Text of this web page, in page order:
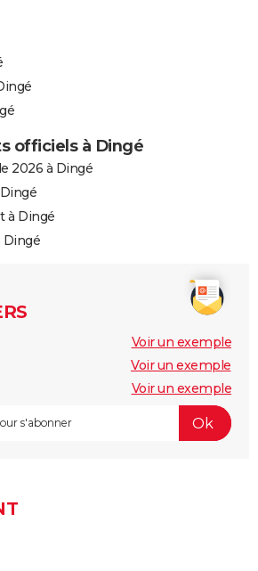
officiels à Dingé
2026 à Dingé
à Dingé
Dingé
Voir un exemple
Voir un exemple
Voir un exemple